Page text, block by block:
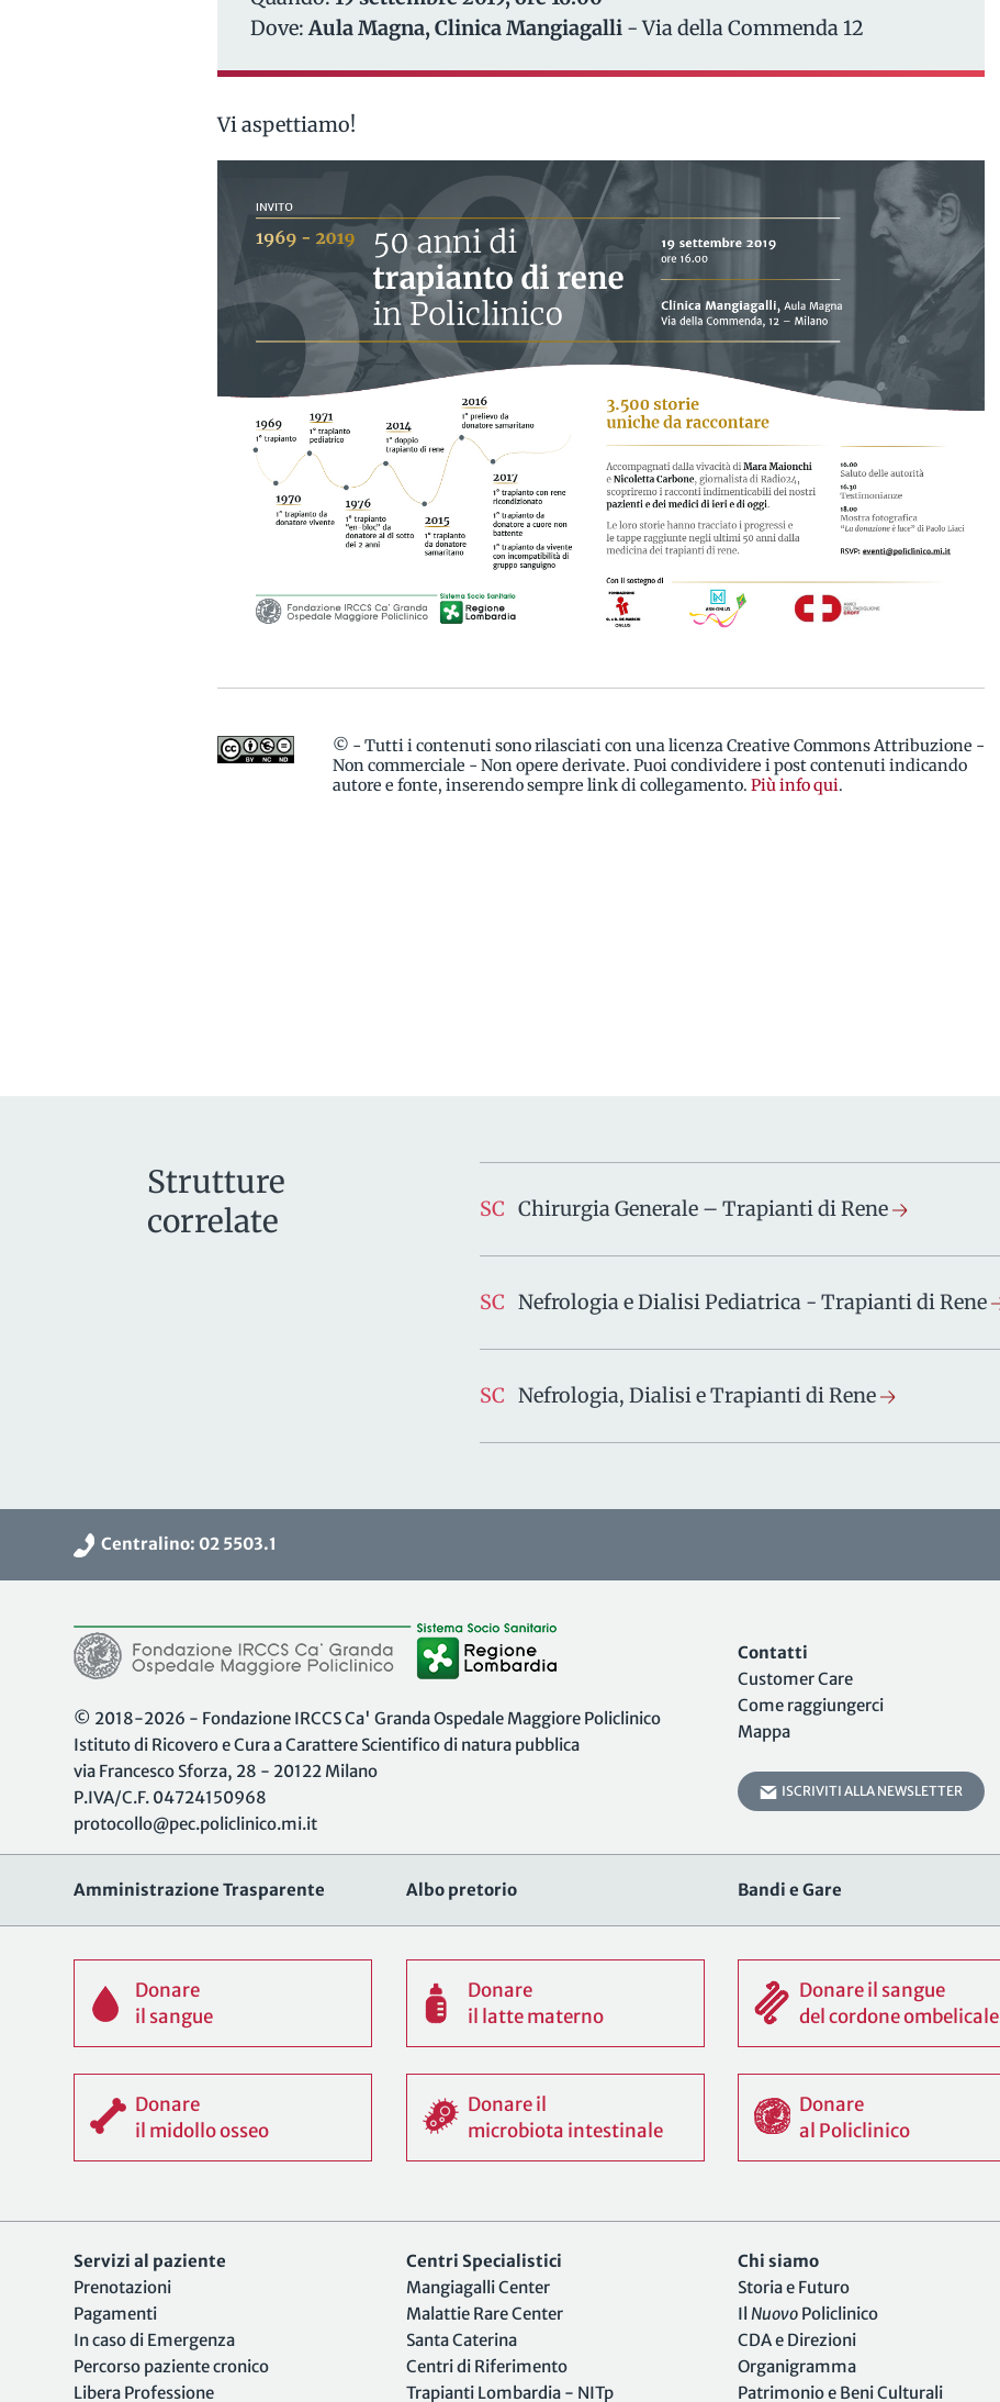
Dove:Aula Magna, Clinica Mangiagalli - Via della Commenda 12
Vi aspettiamo!
© - Tutti i contenuti sono rilasciati con una licenza Creative Commons Attribuzione -
Non commerciale - Non opere derivate. Puoi condividere i post contenuti indicando
autore e fonte, inserendo sempre link di collegamento.Più info qui.
Strutture
correlate
SC Chirurgia Generale – Trapianti di Rene
SC Nefrologia e Dialisi Pediatrica - Trapianti di Rene
SC Nefrologia, Dialisi e Trapianti di Rene
Centralino: 02 5503.1
© 2018-2026 - Fondazione IRCCS Ca' Granda Ospedale Maggiore Policlinico
Istituto di Ricovero e Cura a Carattere Scientifico di natura pubblica
via Francesco Sforza, 28 - 20122 Milano
P.IVA/C.F. 04724150968
protocollo@pec.policlinico.mi.it
Contatti
Customer Care
Come raggiungerci
Mappa
ISCRIVITI ALLA NEWSLETTER
Amministrazione Trasparente Albo pretorio Bandi e Gare
Donare
il sangue
Donare
il latte materno
Donare il sangue
del cordone ombelicale
Donare
il midollo osseo
Donare il
microbiota intestinale
Donare
al Policlinico
Servizi al paziente
Prenotazioni
Pagamenti
In caso di Emergenza
Percorso paziente cronico
Libera Professione
Centri Specialistici
Mangiagalli Center
Malattie Rare Center
Santa Caterina
Centri di Riferimento
Trapianti Lombardia - NITp
Chi siamo
Storia e Futuro
Il NuovoPoliclinico
CDA e Direzioni
Organigramma
Patrimonio e Beni Culturali